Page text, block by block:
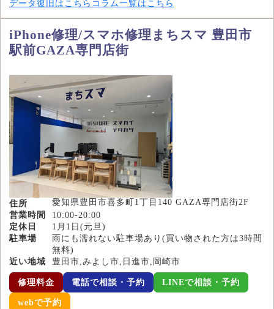
データ復旧はこちら コラム一覧はこちら
iPhone修理/スマホ修理まちスマ 豊田市
駅前GAZA専門店街
住所
愛知県豊田市喜多町1丁目140 GAZA専門店街2F
営業時間
10:00-20:00
定休日
1月1日(元旦)
駐車場
雨にも濡れない駐車場あり(買い物された方は3時間
無料)
近い地域
豊田市,みよし市,日進市,岡崎市
修理料金 電話で相談・予約 LINEで相談・予約
webで予約